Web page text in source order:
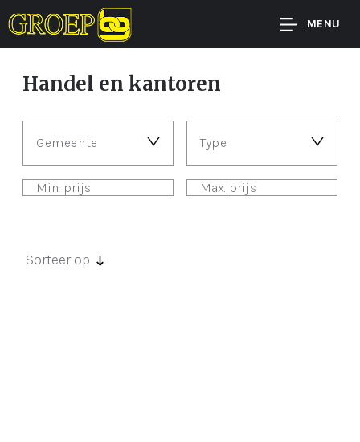
MENU
Handel en kantoren
Gemeente Type
Sorteer op